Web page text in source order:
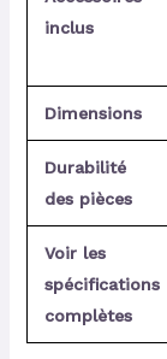
inclus
Dimensions
Durabilité
des pièces
Voir les
spécifications
complètes